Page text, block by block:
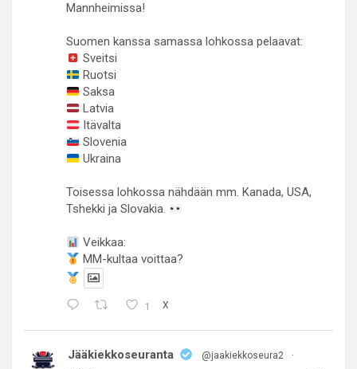
Mannheimissa!
Suomen kanssa samassa lohkossa pelaavat:
Sveitsi
Ruotsi
Saksa
Latvia
Itävalta
Slovenia
Ukraina
Toisessa lohkossa nähdään mm. Kanada, USA,
Tshekki ja Slovakia.
Veikkaa:
MM-kultaa voittaa?
1 X
Jääkiekkoseuranta @jaakiekkoseura2
·